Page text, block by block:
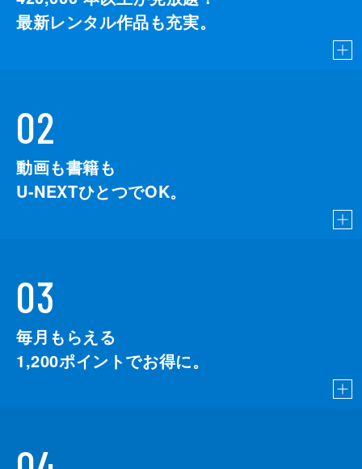
最新レンタル作品も充実。
02
動画も書籍も
U-NEXTひとつでOK。
03
毎月もらえる
1,200ポイントでお得に。